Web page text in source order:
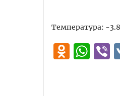
Температура: -